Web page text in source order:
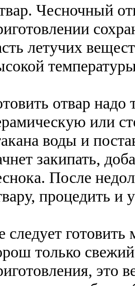
Чесночный
летучих
отвар
или
воды и
закипать,
После
процедить и
следует готовить
только
это